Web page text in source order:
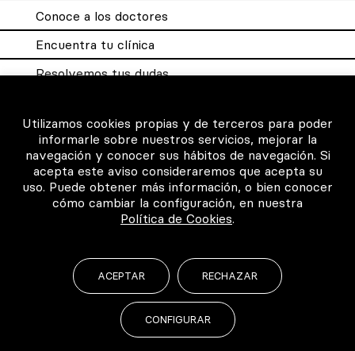
Conoce a los doctores
Encuentra tu clínica
Resolvemos tus dudas
Para los profesionales
Consigue tu certificado
Intranet clínicas certificadas
Música para los pacientes
©2026 Todos los derechos reservados
Utilizamos cookies propias y de terceros para poder
informarle sobre nuestros servicios, mejorar la
navegación y conocer sus hábitos de navegación. Si
acepta este aviso consideraremos que acepta su
uso. Puede obtener más información, o bien conocer
cómo cambiar la configuración, en nuestra
Política de Cookies.
ACEPTAR RECHAZAR
CONFIGURAR